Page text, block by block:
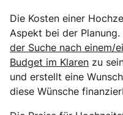
Die Kosten einer
Aspekt bei der
der Suche nach einem/
Budget im Klaren zu
und erstellt eine
diese Wünsche